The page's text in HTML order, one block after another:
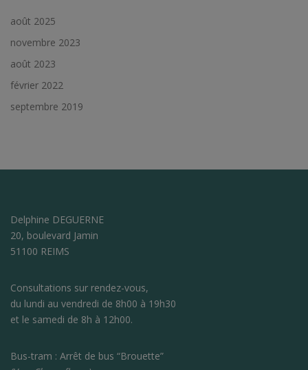
août 2025
novembre 2023
août 2023
février 2022
septembre 2019
Delphine DEGUERNE
20, boulevard Jamin
51100 REIMS
Consultations sur rendez-vous,
du lundi au vendredi de 8h00 à 19h30
et le samedi de 8h à 12h00.
Bus-tram : Arrêt de bus “Brouette”